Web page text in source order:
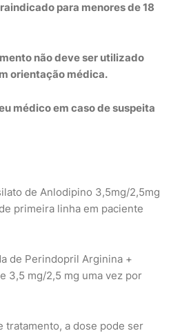
para menores de 18
não deve ser utilizado
orientação médica.
médico em caso de suspeita
de Anlodipino 3,5mg/2,5mg
primeira linha em paciente
de Perindopril Arginina +
3,5 mg/2,5 mg uma vez por
tratamento, a dose pode ser